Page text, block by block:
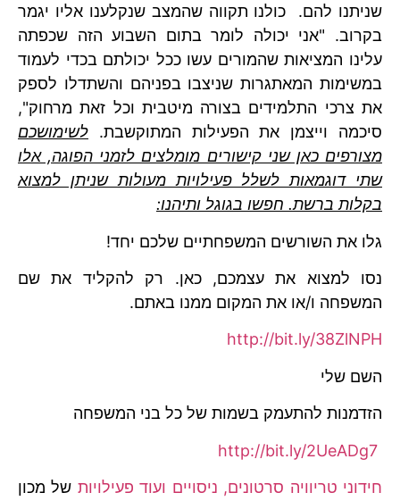
שניתנו להם. כולנו תקווה שהמצב שנקלענו אליו יגמר
בקרוב. "אני יכולה לומר בתום השבוע הזה שכפתה
עלינו המציאות שהמורים עשו ככל יכולתם בכדי לעמוד
במשימות המאתגרות שניצבו בפניהם והשתדלו לספק
את צרכי התלמידים בצורה מיטבית וכל זאת מרחוק",
סיכמה וייצמן את הפעילות המתוקשבת. לשימושכם
מצורפים כאן שני קישורים מומלצים לזמני הפוגה, אלו
שתי דוגמאות לשלל פעילויות מעולות שניתן למצוא
בקלות ברשת. חפשו בגוגל ותיהנו:
גלו את השורשים המשפחתיים שלכם יחד!
נסו למצוא את עצמכם, כאן. רק להקליד את שם
המשפחה ו/או את המקום ממנו באתם.
http://bit.ly/38ZlNPH
השם שלי
הזדמנות להתעמק בשמות של כל בני המשפחה
http://bit.ly/2UeADg7
חידוני טריוויה סרטונים, ניסויים ועוד פעילויות של מכון